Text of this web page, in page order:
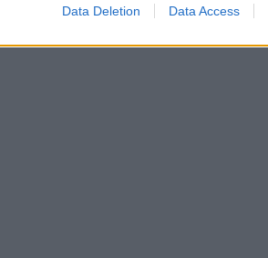
Data Deletion Data Access